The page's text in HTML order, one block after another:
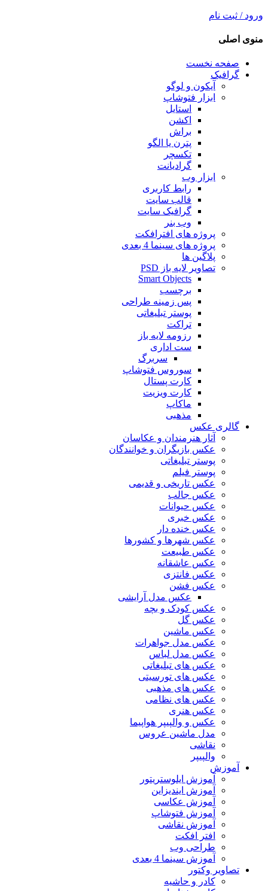
ورود / ثبت نام
منوی اصلی
صفحه نخست
گرافیک
آیکون و لوگو
ابزار فتوشاپ
استایل
اکشن
براش
پترن یا الگو
تکسچر
گرادیانت
ابزار وب
رابط کاربری
قالب سایت
گرافیک سایت
وب بنر
پروژه های افترافکت
پروژه های سینما 4 بعدی
پلاگین ها
تصاویر لایه باز PSD
Smart Objects
برچسب
پس زمینه طراحی
پوستر تبلیغاتی
تراکت
رزومه لایه باز
ست اداری
سربرگ
سوروس فتوشاپ
کارت پستال
کارت ویزیت
ماکاپ
مذهبی
گالری عکس
آثار هنرمندان و عکاسان
عکس بازیگران و خوانندگان
پوستر تبلیغاتی
پوستر فیلم
عکس تاریخی و قدیمی
عکس جالب
عکس حیوانات
عکس خبری
عکس خنده دار
عکس شهرها و کشورها
عکس طبیعت
عکس عاشقانه
عکس فانتزی
عکس فشن
عکس مدل آرایشی
عکس کودک و بچه
عکس گل
عکس ماشین
عکس مدل جواهرات
عکس مدل لباس
عکس های تبلیغاتی
عکس های تورسیتی
عکس های مذهبی
عکس های نظامی
عکس هنری
عکس و والپیپر هواپیما
مدل ماشین عروس
نقاشی
والپیپر
آموزش
آموزش ایلوستریتور
آموزش ایندیزاین
آموزش عکاسی
آموزش فتوشاپ
آموزش نقاشی
افتر افکت
طراحی وب
آموزش سینما 4 بعدی
تصاویر وکتور
کادر و حاشیه